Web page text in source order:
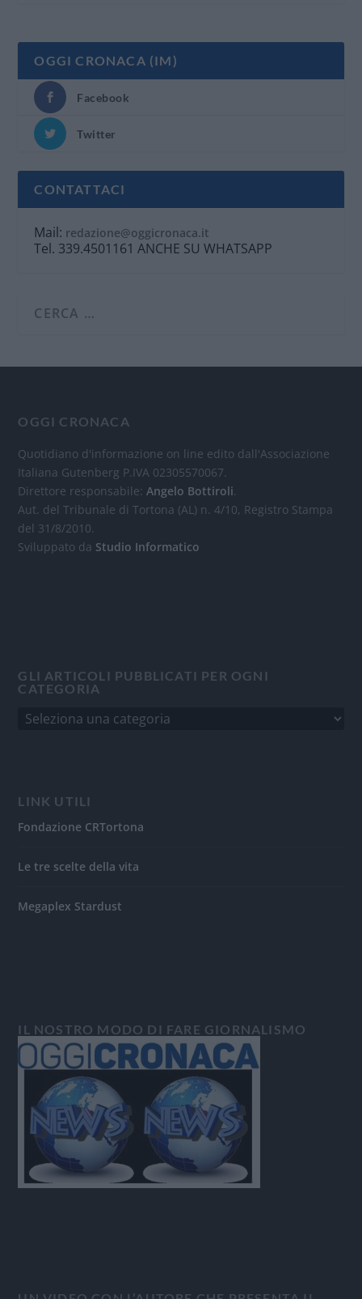
OGGI CRONACA (IM)
Facebook
Twitter
CONTATTACI
Mail: redazione@oggicronaca.it
Tel. 339.4501161 ANCHE SU WHATSAPP
OGGI CRONACA
Quotidiano d'informazione on line edito dall'Associazione
Italiana Gutenberg P.IVA 02305570067.
Direttore responsabile:Angelo Bottiroli.
Aut. del Tribunale di Tortona (AL) n. 4/10, Registro Stampa
del 31/8/2010.
Sviluppato da Studio Informatico
GLI ARTICOLI PUBBLICATI PER OGNI
CATEGORIA
LINK UTILI
Fondazione CRTortona
Le tre scelte della vita
Megaplex Stardust
IL NOSTRO MODO DI FARE GIORNALISMO